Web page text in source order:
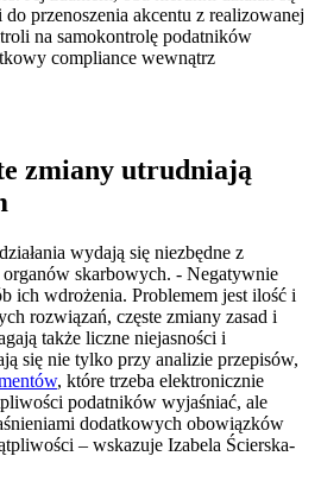
przenoszenia akcentu z realizowanej
na samokontrolę podatników
compliance wewnątrz
zmiany utrudniają
wydają się niezbędne z
skarbowych. - Negatywnie
ich wdrożenia. Problemem jest ilość i
rozwiązań, częste zmiany zasad i
także liczne niejasności i
się nie tylko przy analizie przepisów,
, które trzeba elektronicznie
podatników wyjaśniać, ale
dodatkowych obowiązków
– wskazuje Izabela Ścierska-